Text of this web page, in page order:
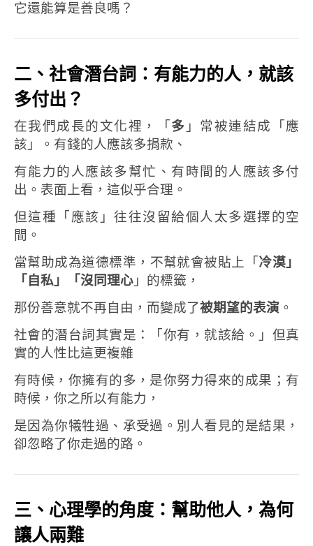
它還能算是善良嗎？
二、社會潛台詞：有能力的人，就該
多付出？
在我們成長的文化裡，「 多 」常被連結成「應
該」。 有錢的人應該多捐款、
有能力的人應該多幫忙、 有時間的人應該多付
出。 表面上看，這似乎合理。
但這種「應該」往往沒留給個人太多選擇的空
間。
當幫助成為道德標準， 不幫就會被貼上「 冷漠」
「自私」「沒同理心 」的標籤，
那份善意就不再自由，而變成了被期望的表演 。
社會的潛台詞其實是：「你有，就該給。」 但真
實的人性比這更複雜
有時候，你擁有的多，是你努力得來的成果； 有
時候，你之所以有能力，
是因為你犧牲過、承受過。 別人看見的是結果，
卻忽略了你走過的路。
三、心理學的角度：幫助他人，為何
讓人兩難